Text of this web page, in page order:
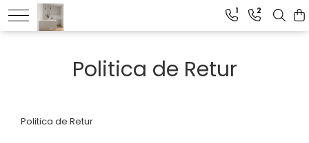
1 2
Politica de Retur
Politica de Retur